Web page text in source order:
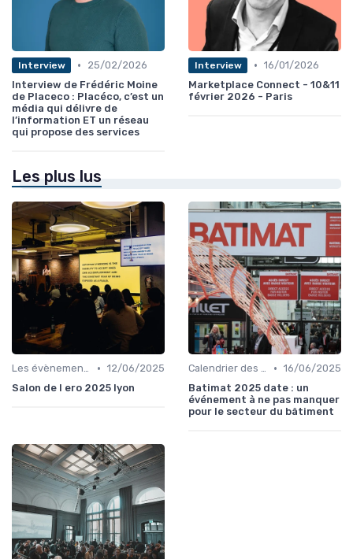
Interview •
25/02/2026
Interview de Frédéric Moine
de Placeco : Placéco, c’est un
média qui délivre de
l’information ET un réseau
qui propose des services
Interview • 16/01/2026
Marketplace Connect - 10&11
février 2026 - Paris
Les plus lus
Les évènements par régions • 12/06/2025
Salon de l ero 2025 lyon
Calendrier des Événements par Secteur • 16/06/2025
Batimat 2025 date : un
événement à ne pas manquer
pour le secteur du bâtiment